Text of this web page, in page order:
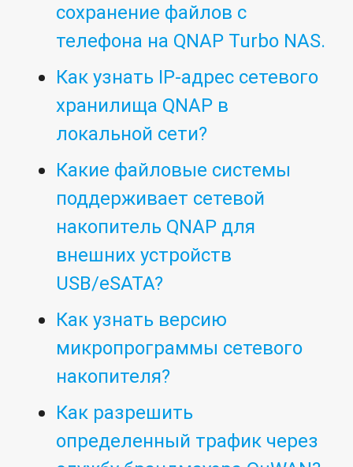
сохранение файлов с
телефона на QNAP Turbo NAS.
Как узнать IP-адрес сетевого
хранилища QNAP в
локальной сети?
Какие файловые системы
поддерживает сетевой
накопитель QNAP для
внешних устройств
USB/eSATA?
Как узнать версию
микропрограммы сетевого
накопителя?
Как разрешить
определенный трафик через